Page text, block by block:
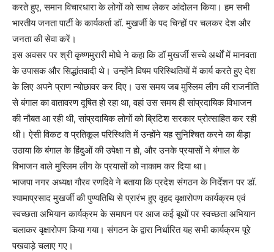
करते हुए, समान विचारधारा के लोगों को साथ लेकर आंदोलन किया। हम सभी
भारतीय जनता पार्टी के कार्यकर्ता डॉ. मुखर्जी के पद चिन्हों पर चलकर देश और
जनता की सेवा करें।
इस अवसर पर श्री कृष्णमुरारी मोघे ने कहा कि डॉ मुखर्जी सच्चे अर्थों में मानवता
के उपासक और सिद्धांतवादी थे। उन्होंने विषम परिस्थितियों में कार्य करते हुए देश
के लिए अपने प्राण न्योछावर कर दिए। उस समय जब मुस्लिम लीग की राजनीति
से बंगाल का वातावरण दूषित हो रहा था, वहां उस समय ही सांप्रदायिक विभाजन
की नौबत आ रही थी, सांप्रदायिक लोगों को ब्रिटिश सरकार प्रोत्साहित कर रही
थी। ऐसी विकट व प्रतिकूल परिस्थिति में उन्होंने यह सुनिश्चित करने का बीड़ा
उठाया कि बंगाल के हिंदुओं की उपेक्षा न हो, और उनके प्रयासों ने बंगाल के
विभाजन वाले मुस्लिम लीग के प्रयासों को नाकाम कर दिया था।
भाजपा नगर अध्यक्ष गौरव रणदिवे ने बताया कि प्रदेश संगठन के निर्देशन पर डॉ.
श्यामाप्रसाद मुखर्जी की पुण्यतिथि से प्रारंभ हुए वृहद वृक्षारोपण कार्यक्रम एवं
स्वच्छता अभियान कार्यक्रम के समापन पर आज कई बूथों पर स्वच्छता अभियान
चलाकर वृक्षारोपण किया गया। संगठन के द्वारा निर्धारित यह सभी कार्यक्रम पूरे
पखवाड़े चलाए गए।